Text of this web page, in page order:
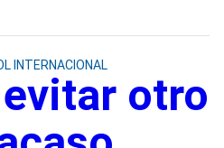
INTERNACIONAL
otro